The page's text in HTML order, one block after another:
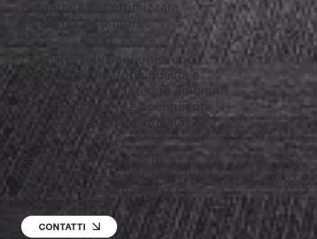
progettata per ottimizzare
efficienza e comfort.
Le nostre soluzioni uniscono
design italiano, funzionalità e
sostenibilità, garantendo ambienti
di lavoro moderni e accoglienti
con materiali di alta qualità.
Se lo desideri un nostro
disegnatore può realizzare un lay
out del tuo nuovo ufficio.
CONTATTI